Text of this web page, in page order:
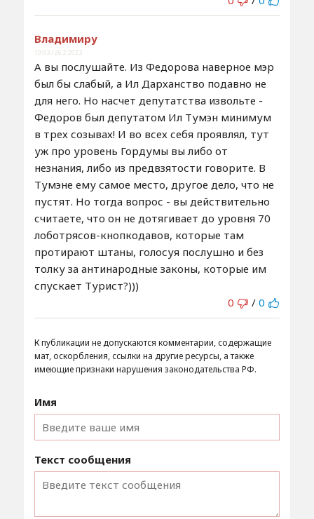
Владимиру
10:03 / 26.2.2023
А вы послушайте. Из Федорова наверное мэр
был бы слабый, а Ил Дарханство подавно не
для него. Но насчет депутатства извольте -
Федоров был депутатом Ил Тумэн минимум
в трех созывах! И во всех себя проявлял, тут
уж про уровень Гордумы вы либо от
незнания, либо из предвзятости говорите. В
Тумэне ему самое место, другое дело, что не
пустят. Но тогда вопрос - вы действительно
считаете, что он не дотягивает до уровня 70
лоботрясов-кнопкодавов, которые там
протирают штаны, голосуя послушно и без
толку за антинародные законы, которые им
спускает Турист?)))
0
/ 0
К публикации не допускаются комментарии, содержащие
мат, оскорбления, ссылки на другие ресурсы, а также
имеющие признаки нарушения законодательства РФ.
Имя
Текст сообщения